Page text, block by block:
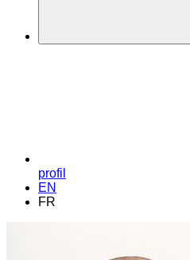
profil
EN
FR